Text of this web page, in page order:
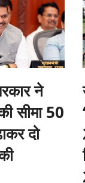
ने
सीमा 50
दो